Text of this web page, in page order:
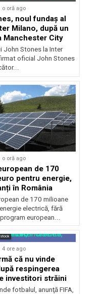
o oră ago
noul fundaș al
Milano, după un
Manchester City
John Stones la Inter
oficial John Stones
o oră ago
de 170
pentru energie,
în România
de 170 milioane
electrică, fără
european...
4 ore ago
că nu vinde
respingerea
investitori străini
fotbalul, anunţă FIFA,